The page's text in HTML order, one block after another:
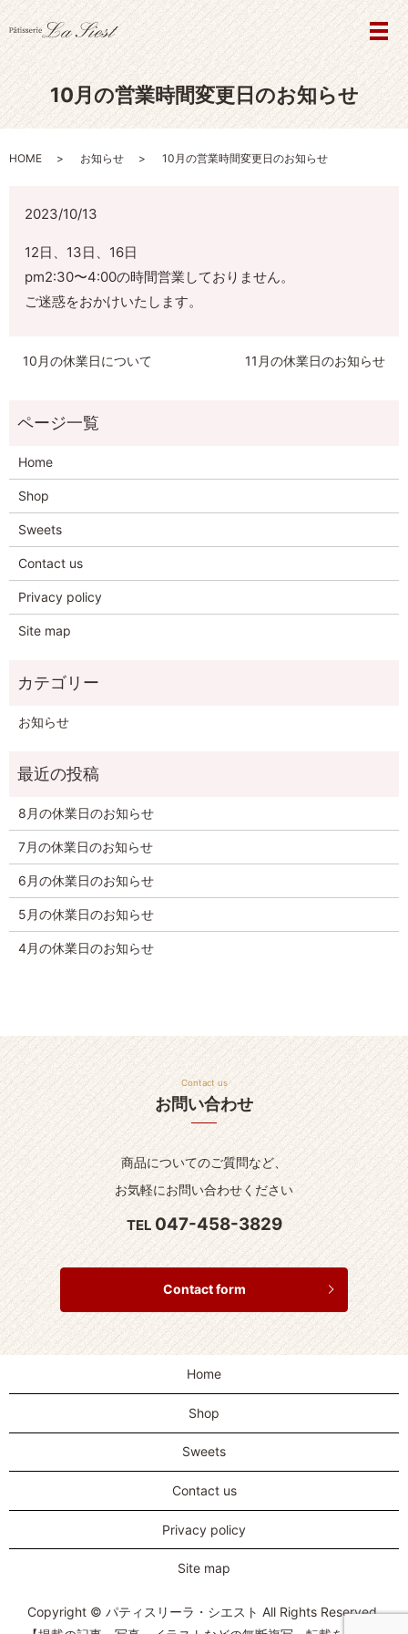
メ
10月の営業時間変更日のお知らせ
HOME お知らせ 10月の営業時間変更日のお知らせ
2023/10/13
12日、13日、16日
pm2:30〜4:00の時間営業しておりません。
ご迷惑をおかけいたします。
10月の休業日について 11月の休業日のお知らせ
Home
Shop
Sweets
Contact us
Privacy policy
Site map
お知らせ
8月の休業日のお知らせ
7月の休業日のお知らせ
6月の休業日のお知らせ
5月の休業日のお知らせ
4月の休業日のお知らせ
Contact us
お問い合わせ
商品についてのご質問など、
お気軽にお問い合わせください
TEL 047-458-3829
Contact form
Home
Shop
Sweets
Contact us
Privacy policy
Site map
Copyright © パティスリーラ・シエスト All Rights Reserved.